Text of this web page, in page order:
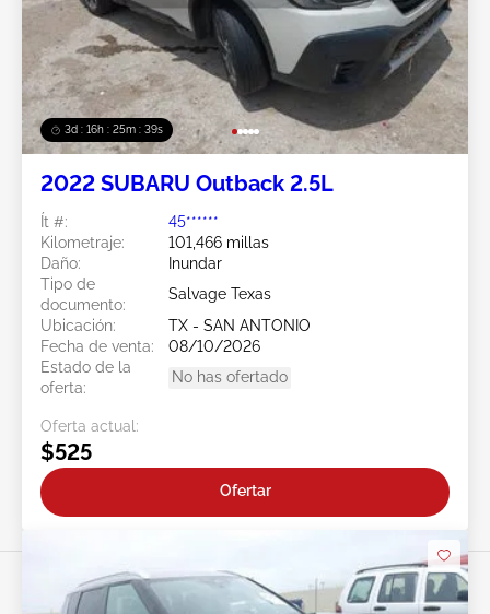
3d : 16h : 25m : 37s
2022 SUBARU Outback 2.5L
Ít #:
45******
Kilometraje:
101,466 millas
Daño:
Inundar
Tipo de
documento:
Salvage Texas
Ubicación:
TX - SAN ANTONIO
Fecha de venta:
08/10/2026
Estado de la
oferta:
No has ofertado
Oferta actual:
$525
Ofertar